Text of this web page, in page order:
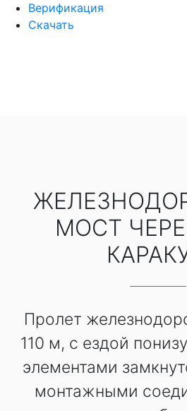
Верификация
Скачать
МОСТ
Пролет
110 м, с ездой
элементами
монтажными